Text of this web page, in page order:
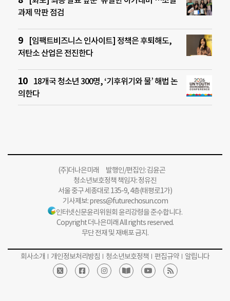
과제 막판 점검
[임팩트비즈니스 인사이트] 정책은 후퇴해도,
저탄소 산업은 전진한다
18개국 청소년 300명, ‘기후위기와 물’ 해법 논
의한다
(주)더나은미래 발행인/편집인: 김윤곤
청소년보호정책 책임자: 정유진
서울 중구 세종대로 135-9, 4층(태평로1가)
기사제보:press@futurechosun.com
인터넷신문윤리위원회 윤리강령을 준수합니다.
Copyright 더나은미래 All rights reserved.
무단 전재 및 재배포 금지.
회사소개 개인정보처리방침 청소년보호정책 편집규약 알립니다